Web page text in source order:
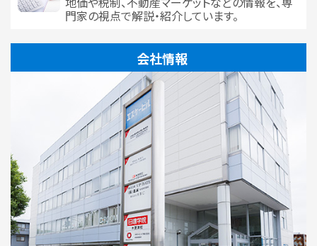
門家の視点で解説・紹介しています。
会社情報